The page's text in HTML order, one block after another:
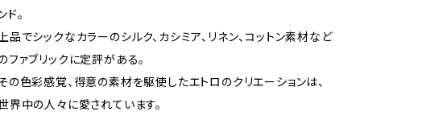
ド。
品でシックなカラーのシルク、カシミア、リネン、コットン素材など
ファブリックに定評がある。
の色彩感覚、得意の素材を駆使したエトロのクリエーションは、
界中の人々に愛されています。